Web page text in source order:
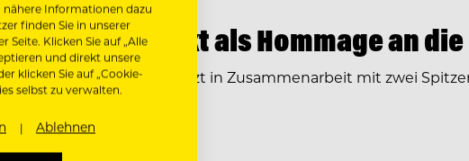
Kunstprojekt als Hommage an
Annette Sandner setzt in Zusammenarbeit mit zwei
nähere Informationen dazu
finden Sie in unserer
Seite. Klicken Sie auf „Alle
und direkt unsere
klicken Sie auf „Cookie-
selbst zu verwalten.
Ablehnen